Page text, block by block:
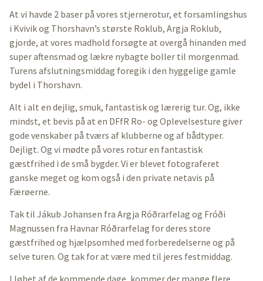
At vi havde 2 baser på vores stjernerotur, et forsamlingshus
i Kvivik og Thorshavn’s største Roklub, Argja Roklub,
gjorde, at vores madhold forsøgte at overgå hinanden med
super aftensmad og lækre nybagte boller til morgenmad.
Turens afslutningsmiddag foregik i den hyggelige gamle
bydel i Thorshavn.
Alt i alt en dejlig, smuk, fantastisk og lærerig tur. Og, ikke
mindst, et bevis på at en DFfR Ro- og Oplevelsesture giver
gode venskaber på tværs af klubberne og af bådtyper.
Dejligt. Og vi mødte på vores rotur en fantastisk
gæstfrihed i de små bygder. Vi er blevet fotograferet
ganske meget og kom også i den private netavis på
Færøerne.
Tak til Jákub Johansen fra Argja Róðrarfelag og Fróði
Magnussen fra Havnar Róðrarfelag for deres store
gæstfrihed og hjælpsomhed med forberedelserne og på
selve turen. Og tak for at være med til jeres festmiddag.